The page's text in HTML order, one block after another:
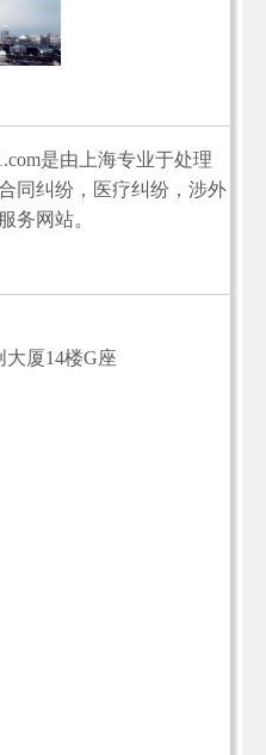
是由上海专业于处理
同纠纷，医疗纠纷，涉外
务网站。
大厦14楼G座